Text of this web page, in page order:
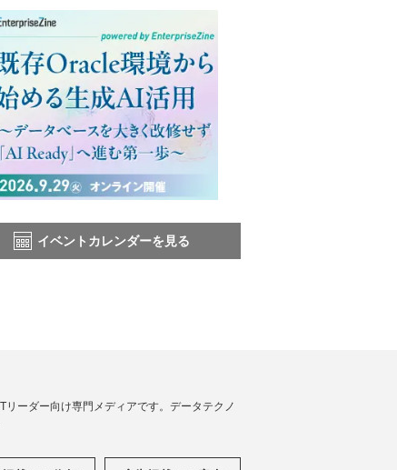
イベントカレンダーを見る
ーダー向け専門メディアです。データテクノ